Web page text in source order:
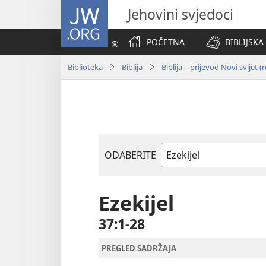
JW.ORG Jehovini svjedoci
POČETNA
BIBLIJSKA
Biblioteka Biblija Biblija – prijevod Novi svijet
ODABERITE
Biblijska
Ezekijel
37:1-28
PREGLED SADRŽAJA